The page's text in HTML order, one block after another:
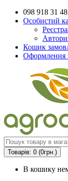
098 918 31
Особистий
Кошик
Оформлення
Товарів: 0 (0грн.)
В кошику